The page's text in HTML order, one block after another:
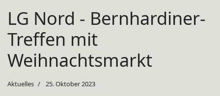
LG Nord - Bernhardiner-
Treffen mit
Weihnachtsmarkt
Aktuelles 25. Oktober 2023